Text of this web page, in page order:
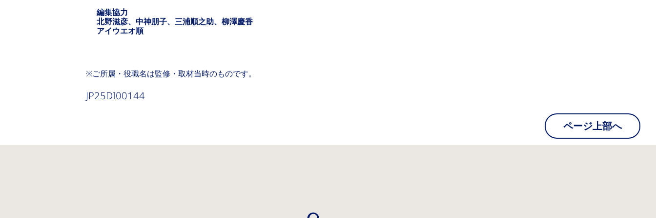
編集協力
北野滋彦、中神朋子、三浦順之助、柳澤慶香
アイウエオ順
※ご所属・役職名は監修・取材当時のものです。
JP25DI00144
ページ上部へ